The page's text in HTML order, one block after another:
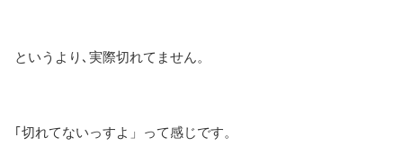
というより､実際切れてません。
｢切れてないっすよ」って感じです。